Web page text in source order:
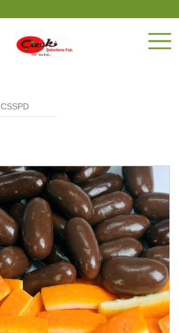
CSSPD